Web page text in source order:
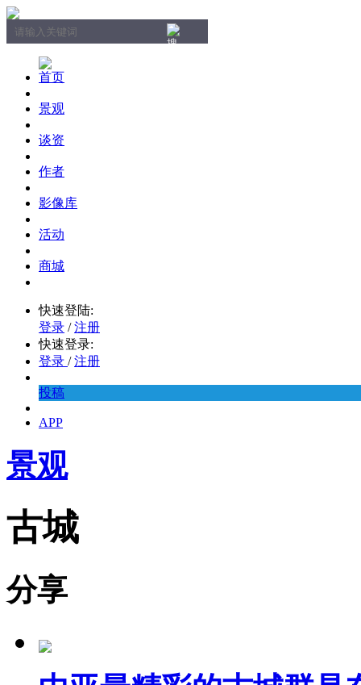
首页
景观
谈资
作者
影像库
活动
商城
快速登陆:
登录 / 注册
快速登录:
登录 / 注册
投稿
APP
景观
古城
分享